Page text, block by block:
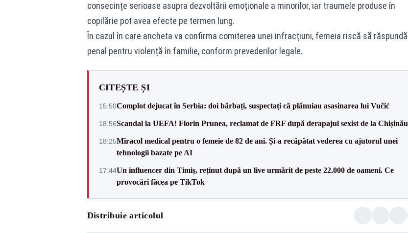
consecințe serioase asupra dezvoltării emoționale a minorilor, iar traumele produse în
copilărie pot avea efecte pe termen lung.
În cazul în care ancheta va confirma comiterea unei infracțiuni, femeia riscă să răspundă
penal pentru violență în familie, conform prevederilor legale.
CITEȘTE ȘI
15:50Complot dejucat în Serbia: doi bărbați, suspectați că plănuiau asasinarea lui Vučić
18:56Scandal la UEFA! Florin Prunea, reclamat de FRF după derapajul sexist de la Chișinău
18:25Miracol medical pentru o femeie de 82 de ani. Și-a recăpătat vederea cu ajutorul unei
tehnologii bazate pe AI
17:44Un influencer din Timiș, reținut după un live urmărit de peste 22.000 de oameni. Ce
provocări făcea pe TikTok
Distribuie articolul